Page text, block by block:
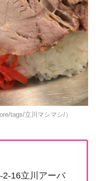
tags/立川マシマシ/）
16立川アーバ